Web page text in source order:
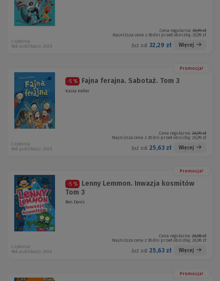
Cena regularna: 33,99 zł
Najniższa cena z 30 dni przed obniżką: 33,99 zł
Już od: 32,29 zł Więcej
Czytelnia
Rok publikacji: 2025
Promocja!
-5 % Fajna ferajna. Sabotaż. Tom 3
Kasia Keller
Cena regularna: 26,99 zł
Najniższa cena z 30 dni przed obniżką: 26,99 zł
Już od: 25,63 zł Więcej
Czytelnia
Rok publikacji: 2025
Promocja!
-5 %
Lenny Lemmon. Inwazja kosmitów
Tom 3
Ben Davis
Cena regularna: 26,98 zł
Najniższa cena z 30 dni przed obniżką: 26,98 zł
Już od: 25,63 zł Więcej
Czytelnia
Rok publikacji: 2024
Promocja!